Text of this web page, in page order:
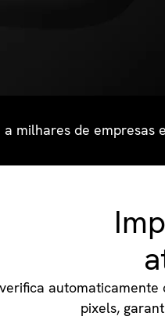
a milhares de empresas
pixels,